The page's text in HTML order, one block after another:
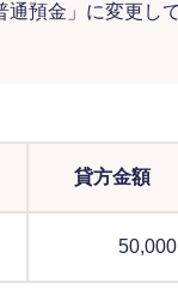
預金」に変更し
貸方金額
50,000